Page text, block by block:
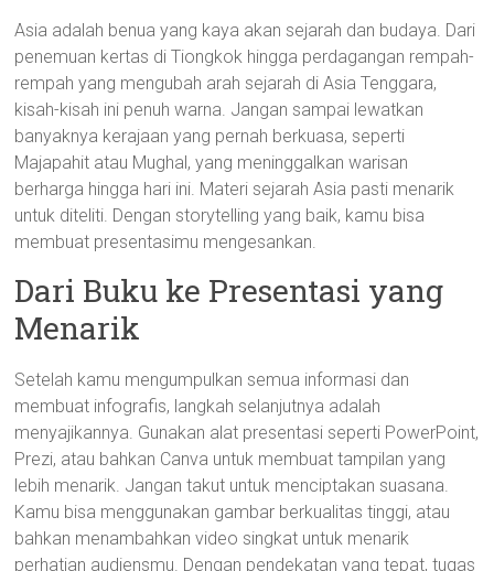
Asia adalah benua yang kaya akan sejarah dan budaya. Dari
penemuan kertas di Tiongkok hingga perdagangan rempah-
rempah yang mengubah arah sejarah di Asia Tenggara,
kisah-kisah ini penuh warna. Jangan sampai lewatkan
banyaknya kerajaan yang pernah berkuasa, seperti
Majapahit atau Mughal, yang meninggalkan warisan
berharga hingga hari ini. Materi sejarah Asia pasti menarik
untuk diteliti. Dengan storytelling yang baik, kamu bisa
membuat presentasimu mengesankan.
Dari Buku ke Presentasi yang
Menarik
Setelah kamu mengumpulkan semua informasi dan
membuat infografis, langkah selanjutnya adalah
menyajikannya. Gunakan alat presentasi seperti PowerPoint,
Prezi, atau bahkan Canva untuk membuat tampilan yang
lebih menarik. Jangan takut untuk menciptakan suasana.
Kamu bisa menggunakan gambar berkualitas tinggi, atau
bahkan menambahkan video singkat untuk menarik
perhatian audiensmu. Dengan pendekatan yang tepat, tugas